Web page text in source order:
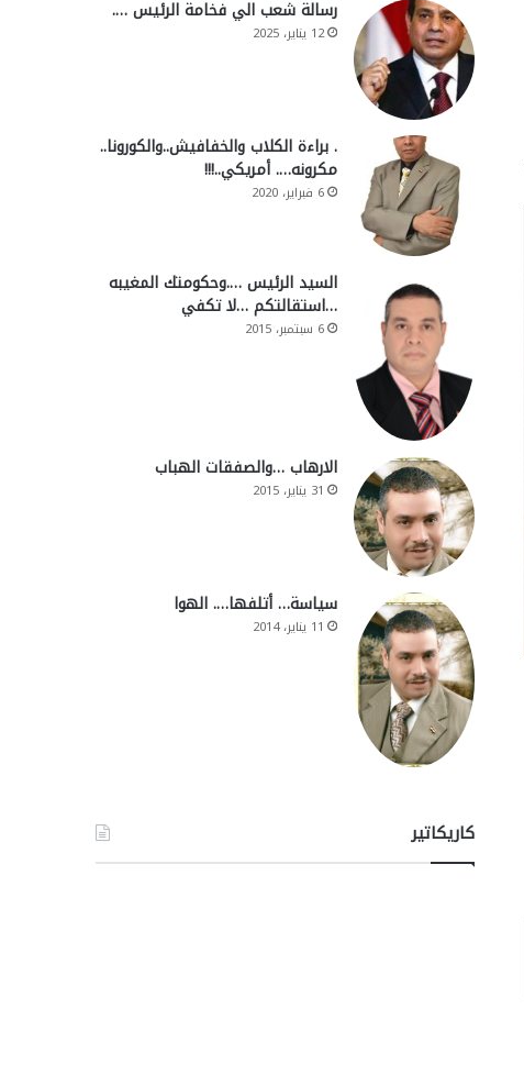
رسالة شعب الي فخامة الرئيس ….
12 يناير، 2025
. براءة الكلاب والخفافيش..والكورونا..
مكرونه…. أمريكي..!!!
6 فبراير، 2020
السيد الرئيس ….وحكومتك المغيبه
…استقالتكم …لا تكفي
6 سبتمبر، 2015
الارهاب …والصفقات الهباب
31 يناير، 2015
سياسة… أتلفها…. الهوا
11 يناير، 2014
كاريكاتير